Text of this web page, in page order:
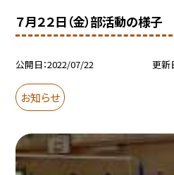
７月２２日（金）部活動の様子
公開日 2022/07/22 更新
お知らせ